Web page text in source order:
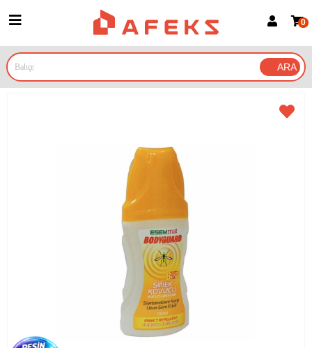
Google İle Bağlan
0